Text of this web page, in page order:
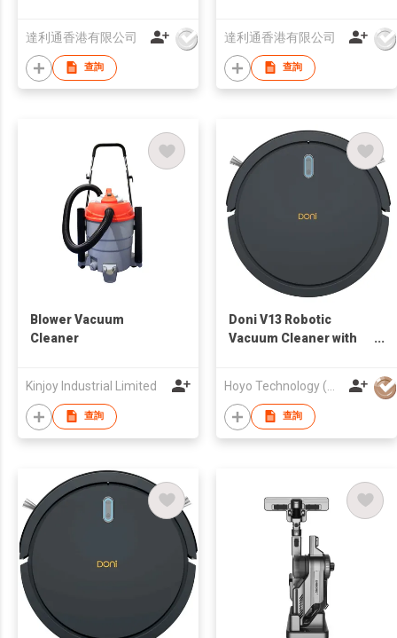
達利通香港有限公司
查詢
達利通香港有限公司
查詢
Blower Vacuum
Cleaner
Kinjoy Industrial Limited
查詢
Doni V13 Robotic
Vacuum Cleaner with
查詢